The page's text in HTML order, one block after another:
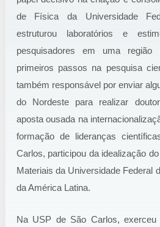
de Física da Universidade
estruturou laboratórios e
pesquisadores em uma
primeiros passos na pesquisa
também responsável por enviar
do Nordeste para realizar
aposta ousada na
formação de lideranças
Carlos, participou da idealização
Materiais da Universidade Federal
da América Latina.
Na USP de São Carlos,